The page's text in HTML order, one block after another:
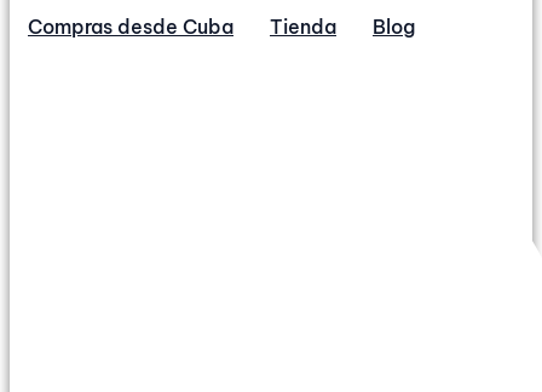
Compras desde Cuba Tienda Blog